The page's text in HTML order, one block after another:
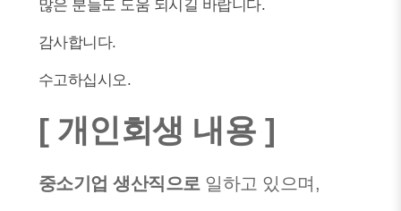
많은 분들도 도움 되시길 바랍니다.
감사합니다.
수고하십시오.
[ 개인회생 내용 ]
중소기업 생산직으로 일하고 있으며,